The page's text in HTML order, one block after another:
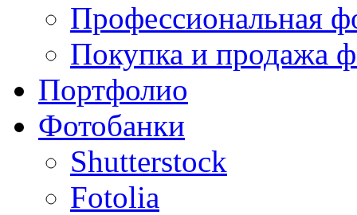
Профессиональная
Покупка и продажа
Портфолио
Фотобанки
Shutterstock
Fotolia